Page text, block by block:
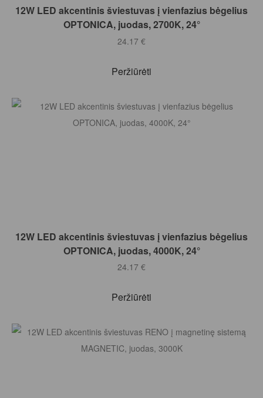
Į KREPŠELĮ
12W LED akcentinis šviestuvas į vienfazius bėgelius
OPTONICA, juodas, 2700K, 24°
24.17 €
Peržiūrėti
Į KREPŠELĮ
12W LED akcentinis šviestuvas į vienfazius bėgelius
OPTONICA, juodas, 4000K, 24°
24.17 €
Peržiūrėti